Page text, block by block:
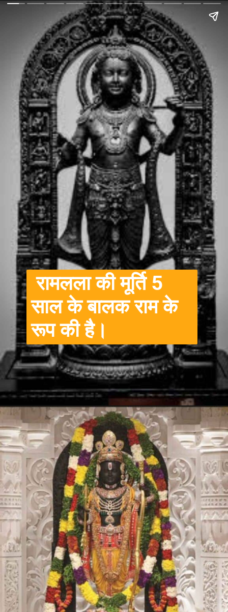
रामलला की मूर्ति 5
साल के बालक राम के
रूप की है।